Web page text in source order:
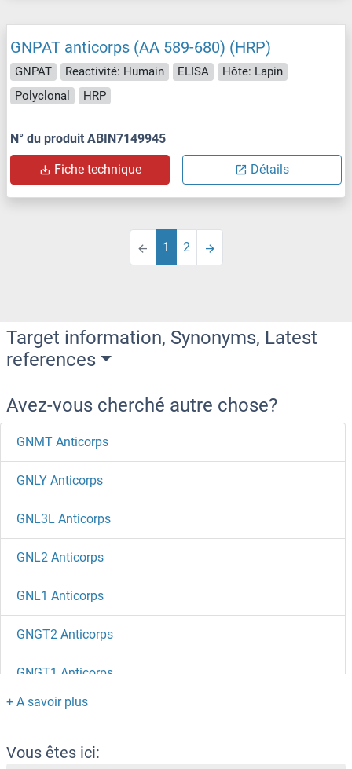
GNPAT anticorps (AA 589-680) (HRP)
GNPAT Reactivité: Humain ELISA
Hôte: Lapin
Polyclonal
HRP
N° du produit ABIN7149945
Fiche technique Détails
1 2
Target information, Synonyms, Latest
references
Avez-vous cherché autre chose?
GNMT Anticorps
GNLY Anticorps
GNL3L Anticorps
GNL2 Anticorps
GNL1 Anticorps
GNGT2 Anticorps
GNGT1 Anticorps
GNG8 Anticorps
GNG7 Anticorps
Vous êtes ici: